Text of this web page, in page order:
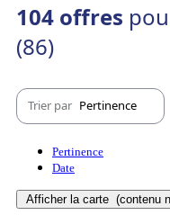
104 offres
(86)
Trier par Pertinence
Pertinence
Date
Afficher la carte (contenu